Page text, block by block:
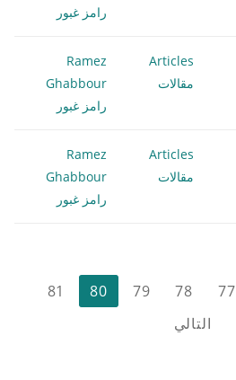
رامز غبور
Articles
مقالات
Ramez
Ghabbour
رامز غبور
Articles
مقالات
Ramez
Ghabbour
رامز غبور
77
78
79
80
81
التالي